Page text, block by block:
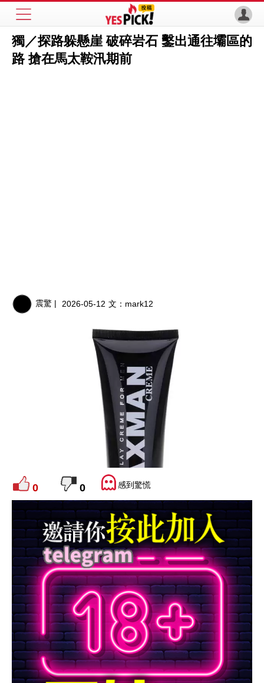
獨／探路躲懸崖 破碎岩石 鑿出通往壩區的
路 搶在馬太鞍汛期前
震驚 | 2026-05-12 文： mark12
0 0 感到驚慌